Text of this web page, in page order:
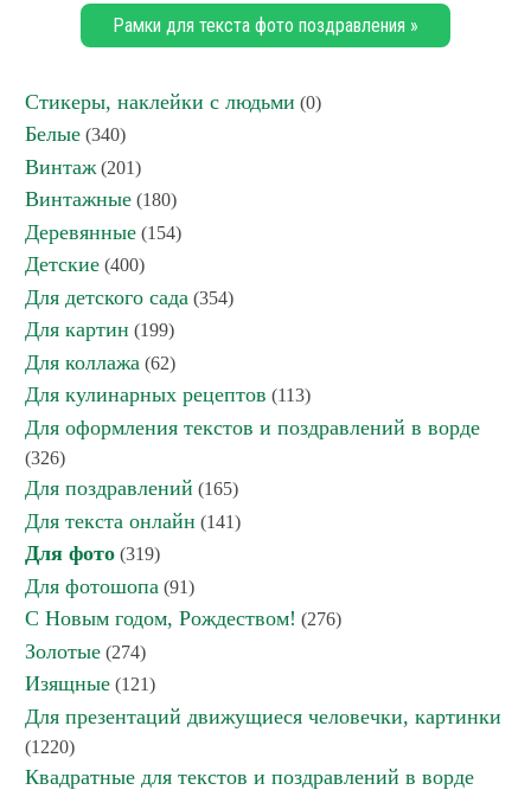
Рамки для текста фото поздравления »
Стикеры, наклейки с людьми (0)
Белые (340)
Винтаж (201)
Винтажные (180)
Деревянные (154)
Детские (400)
Для детского сада (354)
Для картин (199)
Для коллажа (62)
Для кулинарных рецептов (113)
Для оформления текстов и поздравлений в ворде
(326)
Для поздравлений (165)
Для текста онлайн (141)
Для фото (319)
Для фотошопа (91)
С Новым годом, Рождеством! (276)
Золотые (274)
Изящные (121)
Для презентаций движущиеся человечки, картинки
(1220)
Квадратные для текстов и поздравлений в ворде